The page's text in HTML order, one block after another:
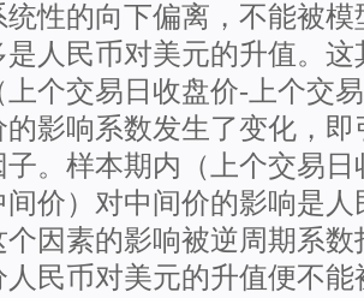
统性的向下偏离，不能被
是人民币对美元的升值。
上个交易日收盘价-上个交
的影响系数发生了变化，
子。样本期内（上个交易
间价）对中间价的影响是
个因素的影响被逆周期系
人民币对美元的升值便不